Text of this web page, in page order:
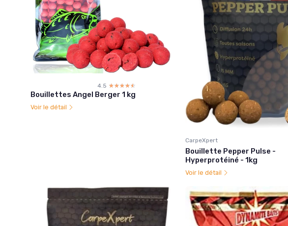
4.5 ☆☆☆☆☆
★★★★★
Bouillettes Angel Berger 1 kg
Voir le détail
CarpeXpert
Bouillette Pepper Pulse -
Hyperprotéiné - 1kg
Voir le détail